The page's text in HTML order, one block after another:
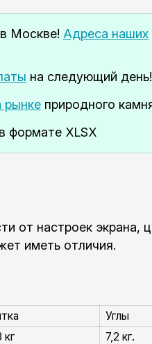
в Москве! Адреса наших
на следующий день!
рынкеприродного
в формате XLSX
от настроек экрана,
иметь отличия.
Углы
кг
7,2 кг.